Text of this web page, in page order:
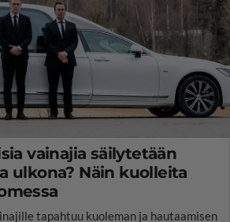
vainajia säilytetään
ulkona? Näin kuolleita
tapahtuu kuoleman ja hautaamisen